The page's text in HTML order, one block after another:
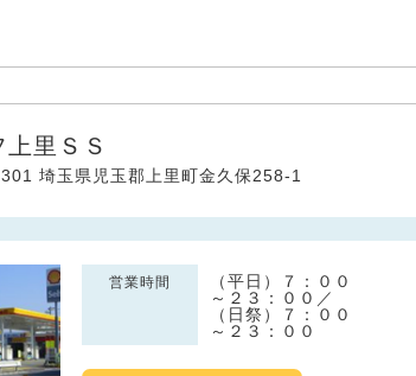
上里ＳＳ
埼玉県児玉郡上里町金久保258-1
営業時間
（平日）７：００
～２３：００／
（日祭）７：００
～２３：００